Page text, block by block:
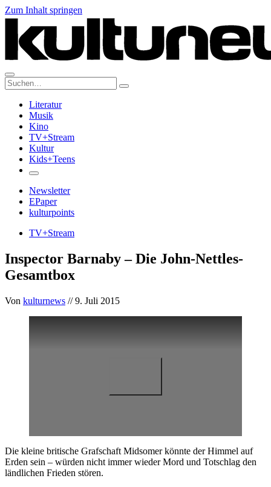
Zum Inhalt springen
Suche:
Literatur
Musik
Kino
TV+Stream
Kultur
Kids+Teens
Newsletter
EPaper
kulturpoints
TV+Stream
Inspector Barnaby – Die John-Nettles-
Gesamtbox
Von kulturnews // 9. Juli 2015
Die kleine britische Grafschaft Midsomer könnte der Himmel auf
Erden sein – würden nicht immer wieder Mord und Totschlag den
ländlichen Frieden stören.